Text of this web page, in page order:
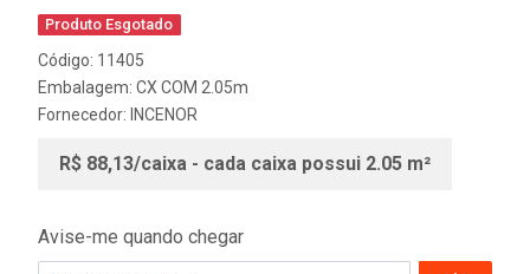
Produto Esgotado
Código: 11405
Embalagem: CX COM 2.05m
Fornecedor: INCENOR
R$ 88,13/caixa - cada caixa possui 2.05 m²
Avise-me quando chegar